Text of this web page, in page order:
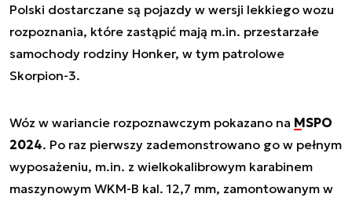
Polski dostarczane są pojazdy w wersji lekkiego wozu
rozpoznania, które zastąpić mają m.in. przestarzałe
samochody rodziny Honker, w tym patrolowe
Skorpion-3.
Wóz w wariancie rozpoznawczym pokazano na MSPO
2024. Po raz pierwszy zademonstrowano go w pełnym
wyposażeniu, m.in. z wielkokalibrowym karabinem
maszynowym WKM-B kal. 12,7 mm, zamontowanym w